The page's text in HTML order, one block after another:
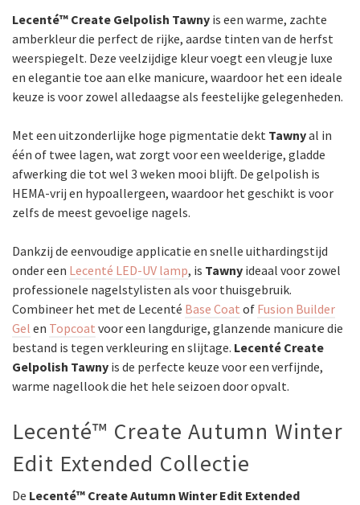
Lecenté™ Create Gelpolish Tawny is een warme, zachte
amberkleur die perfect de rijke, aardse tinten van de herfst
weerspiegelt. Deze veelzijdige kleur voegt een vleugje luxe
en elegantie toe aan elke manicure, waardoor het een ideale
keuze is voor zowel alledaagse als feestelijke gelegenheden.
Met een uitzonderlijke hoge pigmentatie dekt Tawnyal in
één of twee lagen, wat zorgt voor een weelderige, gladde
afwerking die tot wel 3 weken mooi blijft. De gelpolish is
HEMA-vrij en hypoallergeen, waardoor het geschikt is voor
zelfs de meest gevoelige nagels.
Dankzij de eenvoudige applicatie en snelle uithardingstijd
onder een Lecenté LED-UV lamp, is Tawny ideaal voor zowel
professionele nagelstylisten als voor thuisgebruik.
Combineer het met de Lecenté Base Coat of Fusion Builder
Gel en Topcoat voor een langdurige, glanzende manicure die
bestand is tegen verkleuring en slijtage. Lecenté Create
Gelpolish Tawny is de perfecte keuze voor een verfijnde,
warme nagellook die het hele seizoen door opvalt.
Lecenté™ Create Autumn Winter
Edit Extended Collectie
De Lecenté™ Create Autumn Winter Edit Extended